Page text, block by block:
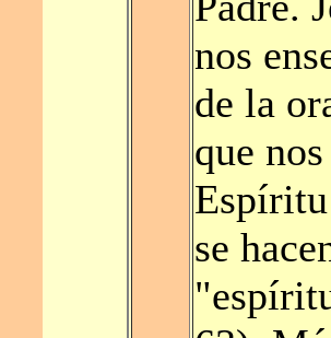
nos
de la
que
se